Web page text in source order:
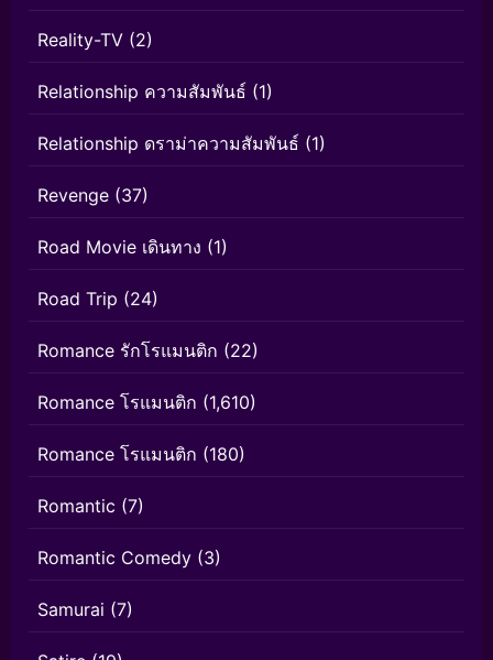
Reality-TV (2)
Relationship ความสัมพันธ์ (1)
Relationship ดราม่าความสัมพันธ์ (1)
Revenge (37)
Road Movie เดินทาง (1)
Road Trip (24)
Romance รักโรแมนติก (22)
Romance โรแมนติก (1,610)
Romance โรแมนติก (180)
Romantic (7)
Romantic Comedy (3)
Samurai (7)